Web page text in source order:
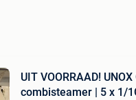
UIT VOORRAAD!
combisteamer | 5 x 1/